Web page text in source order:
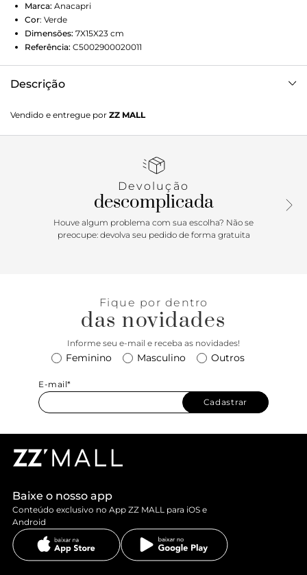
Marca: Anacapri
Cor: Verde
Dimensões: 7X15X23 cm
Referência: C5002900020011
Descrição
fina, fecho em zíper e nome da marca em relevo na capa.
investir sem medo nessa bolsa crossbody! Pertencente a
família Cora - a linha de bolsas em couro da ANACAPRI - ela
garante durabilidade e muita personalidade. De estilo e
tamanho versáteis, ela tem um design bem clean, te
Vendido e entregue por ZZ MALL
Devolução
descomplicada
Houve algum problema com sua escolha? Não se
preocupe: devolva seu pedido de forma gratuita
Fique por dentro
das novidades
Informe seu e-mail e receba as novidades!
Feminino Masculino Outros
E-mail*
Cadastrar
Baixe o nosso app
Conteúdo exclusivo no App ZZ MALL para iOS e
Android